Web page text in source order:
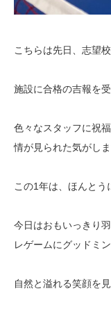
こちらは先日、志望
施設に合格の吉報を
色々なスタッフに祝
情が見られた気がしま
この1年は、ほんとう
今日はおもいっきり
レゲームにグッドミ
自然と溢れる笑顔を